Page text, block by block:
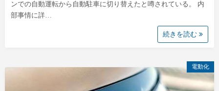
ンでの自動運転から自動駐車に切り替えたと噂されている。 内
部事情に詳…
続きを読む
電動化